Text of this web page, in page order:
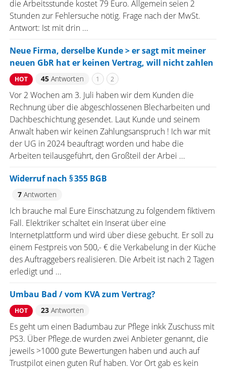
die Arbeitsstunde kostet 79 Euro. Allgemein seien 2
Stunden zur Fehlersuche nötig. Frage nach der MwSt.
Antwort: Ist mit drin ...
Neue Firma, derselbe Kunde > er sagt mit meiner
neuen GbR hat er keinen Vertrag, will nicht zahlen
HOT 45Antworten 1 2
Vor 2 Wochen am 3. Juli haben wir dem Kunden die
Rechnung über die abgeschlossenen Blecharbeiten und
Dachbeschichtung gesendet. Laut Kunde und seinem
Anwalt haben wir keinen Zahlungsanspruch ! Ich war mit
der UG in 2024 beauftragt worden und habe die
Arbeiten teilausgeführt, den Großteil der Arbei ...
Widerruf nach § 355 BGB
7Antworten
Ich brauche mal Eure Einschätzung zu folgendem fiktivem
Fall. Elektriker schaltet ein Inserat über eine
Internetplattform und wird über diese gebucht. Er soll zu
einem Festpreis von 500,- € die Verkabelung in der Küche
des Auftraggebers realisieren. Die Arbeit ist nach 2 Tagen
erledigt und ...
Umbau Bad / vom KVA zum Vertrag?
HOT 23Antworten
Es geht um einen Badumbau zur Pflege inkk Zuschuss mit
PS3. Über Pflege.de wurden zwei Anbieter genannt, die
jeweils >1000 gute Bewertungen haben und auch auf
Trustpilot einen guten Ruf haben. Vor Ort gab es kein